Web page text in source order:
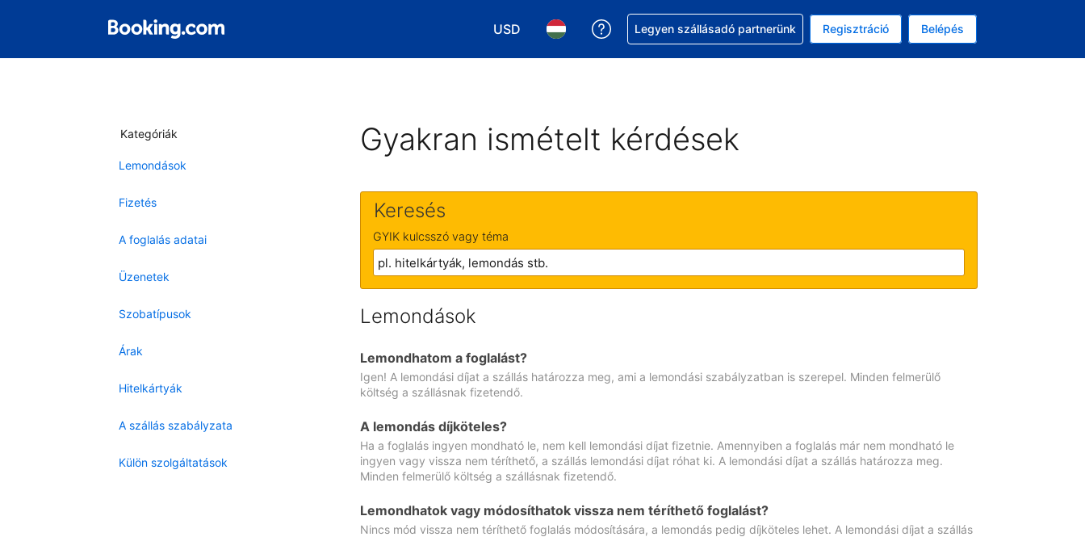
USD
Válasszon pénznemet. Jelenlegi kiválasztott pénznem: amerikai dollár
Válasszon nyelvet. Jelenleg kiválasztott nyelv: Magyar
Segítség a foglalással
Legyen szállásadó partnerünk Regisztráció Belépés
Kategóriák
Lemondások
Fizetés
A foglalás adatai
Üzenetek
Szobatípusok
Árak
Hitelkártyák
A szállás szabályzata
Külön szolgáltatások
Gyakran ismételt kérdések
Keresés
GYIK kulcsszó vagy téma
Lemondások
Lemondhatom a foglalást?
Igen! A lemondási díjat a szállás határozza meg, ami a lemondási szabályzatban is szerepel. Minden felmerülő
költség a szállásnak fizetendő.
A lemondás díjköteles?
Ha a foglalás ingyen mondható le, nem kell lemondási díjat fizetnie. Amennyiben a foglalás már nem mondható le
ingyen vagy vissza nem téríthető, a szállás lemondási díjat róhat ki. A lemondási díjat a szállás határozza meg.
Minden felmerülő költség a szállásnak fizetendő.
Lemondhatok vagy módosíthatok vissza nem téríthető foglalást?
Nincs mód vissza nem téríthető foglalás módosítására, a lemondás pedig díjköteles lehet. A lemondási díjat a szállás